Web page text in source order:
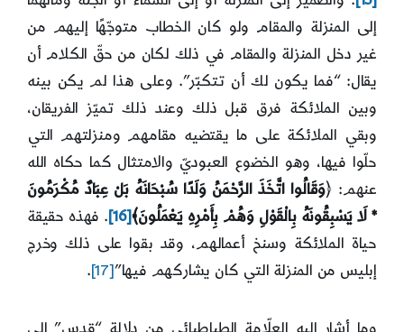
إلى المنزلة والمقام ولو كان الخطاب متوجّهًا إليهم من
غير دخل المنزلة والمقام في ذلك لكان من حقّ الكلام أن
يقال: “فما يكون لك أن تتكبّر”. وعلى هذا لم يكن بينه
وبين الملائكة فرق قبل ذلك وعند ذلك تميّز الفريقان،
وبقي الملائكة على ما يقتضيه مقامهم ومنزلتهم التي
حلّوا فيها، وهو الخضوع العبوديّ والامتثال كما حكاه الله
عنهم: ﴿وَقَالُوا اتَّخَذَ الرَّحْمَنُ وَلَدًا سُبْحَانَهُ بَلْ عِبَادٌ مُكْرَمُونَ
* لَا يَسْبِقُونَهُ بِالْقَوْلِ وَهُمْ بِأَمْرِهِ يَعْمَلُونَ﴾[16]
. فهذه حقيقة
حياة الملائكة وسنخ أعمالهم، وقد بقوا على ذلك وخرج
إبليس من المنزلة التي كان يشاركهم فيها”[17]
.
وما أشار إليه العلّامة الطباطبائي من دلالة “قدس” إلى